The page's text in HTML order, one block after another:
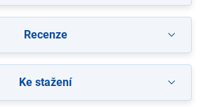
Recenze
Ke stažení